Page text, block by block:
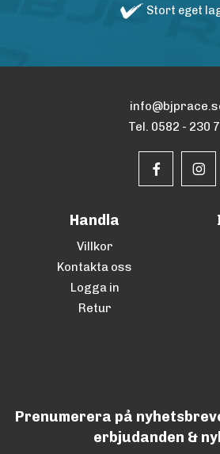
Stort eget
Tel. 0582 - 230
Handla
Villkor
Kontakta oss
Logga in
Retur
Prenumerera på
erbjudanden &